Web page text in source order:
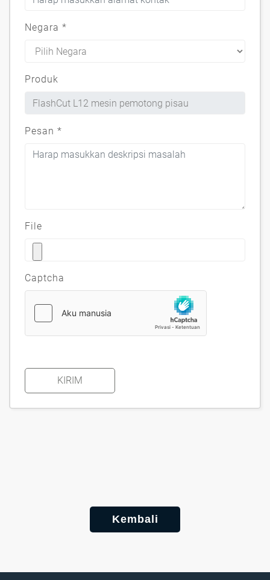
Negara *
Produk
Pesan *
File
Captcha
KIRIM
Kembali